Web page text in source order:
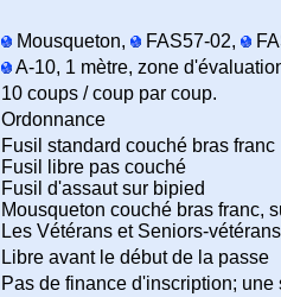
Mousqueton, FAS57-02,
A-10, 1 mètre, zone
10 coups / coup par coup.
Ordonnance
Fusil standard couché bras franc
Fusil libre pas couché
Fusil d'assaut sur bipied
Mousqueton couché bras franc,
Les Vétérans et Seniors-
Libre avant le début de la passe
Pas de finance d'inscription;